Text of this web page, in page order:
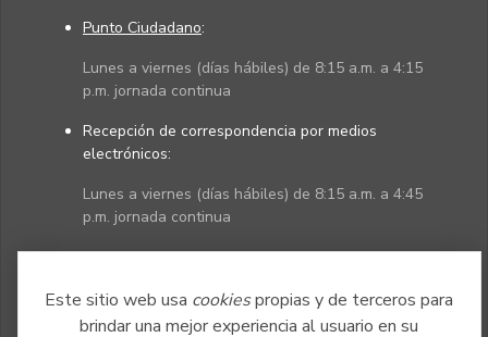
Este sitio web usa cookiespropias y de terceros para
brindar una mejor experiencia al usuario en su
Punto Ciudadano:
Lunes a viernes (días hábiles) de 8:15 a.m. a 4:15
p.m. jornada continua
Recepción de correspondencia por medios
electrónicos:
Lunes a viernes (días hábiles) de 8:15 a.m. a 4:45
p.m. jornada continua